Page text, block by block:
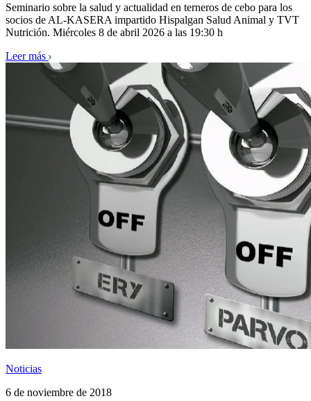
Seminario sobre la salud y actualidad en terneros de cebo para los
socios de AL-KASERA impartido Hispalgan Salud Animal y TVT
Nutrición. Miércoles 8 de abril 2026 a las 19:30 h
Leer más
Noticias
6 de noviembre de 2018